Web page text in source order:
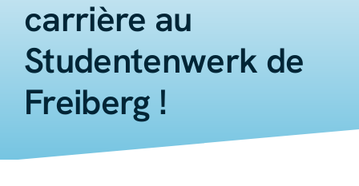
carrière au
Studentenwerk de
Freiberg !